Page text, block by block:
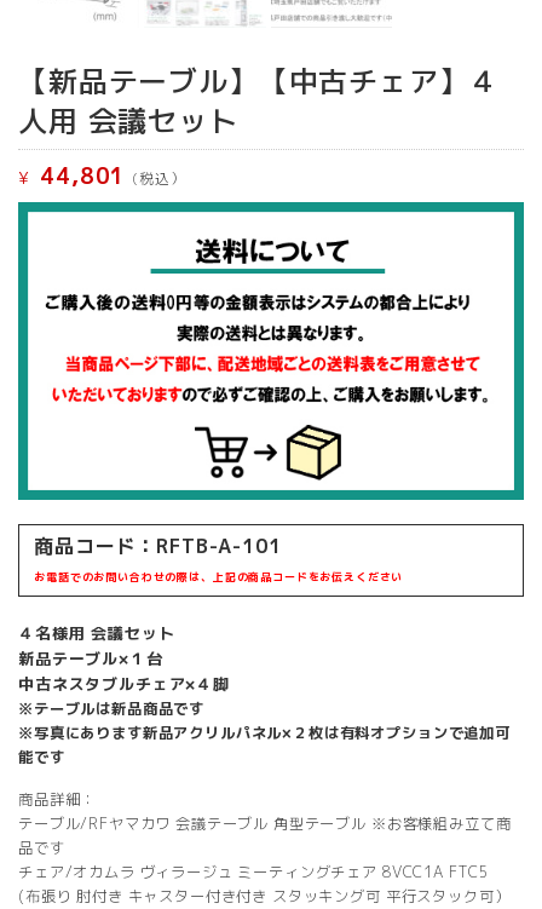
【新品テーブル】【中古チェア】４
人用 会議セット
¥ 44,801 (税込）
商品コード：RFTB-A-101
お電話でのお問い合わせの際は、上記の商品コードをお伝えください
４名様用 会議セット
新品テーブル×１台
中古ネスタブルチェア×４脚
※テーブルは新品商品です
※写真にあります新品アクリルパネル×２枚は有料オプションで追加可
能です
商品詳細：
テーブル/RFヤマカワ 会議テーブル 角型テーブル ※お客様組み立て商
品です
チェア/オカムラ ヴィラージュ ミーティングチェア 8VCC1A FTC5
(布張り 肘付き キャスター付き付き スタッキング可 平行スタック可）